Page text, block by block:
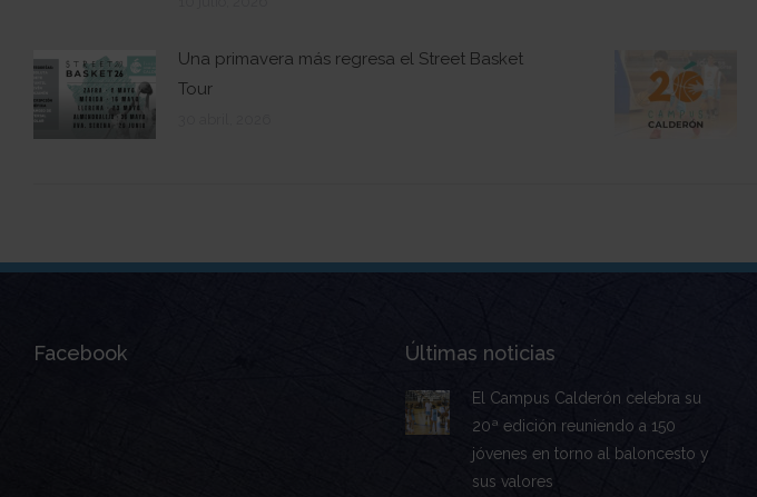
Una primavera más regresa el Street Basket
Tour
Facebook Últimas noticias
El Campus Calderón celebra su
20ª edición reuniendo a 150
jóvenes en torno al baloncesto y
sus valores